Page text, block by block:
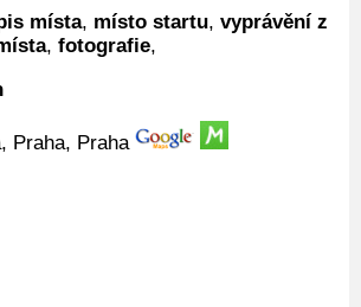
místa, místo startu, vyprávění z
, fotografie,
Praha, Praha